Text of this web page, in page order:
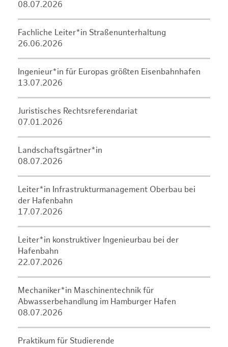
08.07.2026
Fachliche Leiter*in Straßenunterhaltung
26.06.2026
Ingenieur*in für Europas größten Eisenbahnhafen
13.07.2026
Juristisches Rechtsreferendariat
07.01.2026
Landschaftsgärtner*in
08.07.2026
Leiter*in Infrastrukturmanagement Oberbau bei
der Hafenbahn
17.07.2026
Leiter*in konstruktiver Ingenieurbau bei der
Hafenbahn
22.07.2026
Mechaniker*in Maschinentechnik für
Abwasserbehandlung im Hamburger Hafen
08.07.2026
Praktikum für Studierende